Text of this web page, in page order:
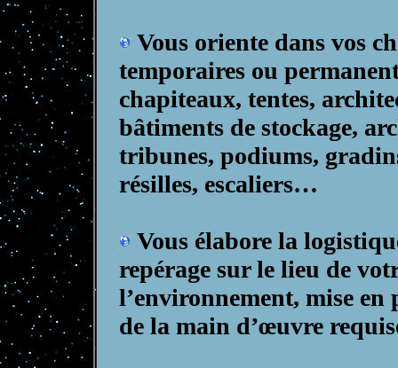
Vous oriente dans vos
temporaires ou
chapiteaux, tentes,
bâtiments de stockage,
tribunes, podiums,
résilles, escaliers…
Vous élabore la
repérage sur le lieu de
l’environnement, mise
de la main d’œuvre